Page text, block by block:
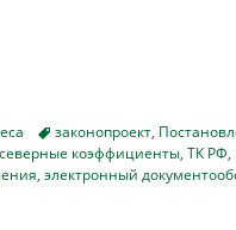
с 1
результатам
проверки
соблюдения
Tagsзаконопроект,
северные коэффициенты, ТК РФ,
, электронный